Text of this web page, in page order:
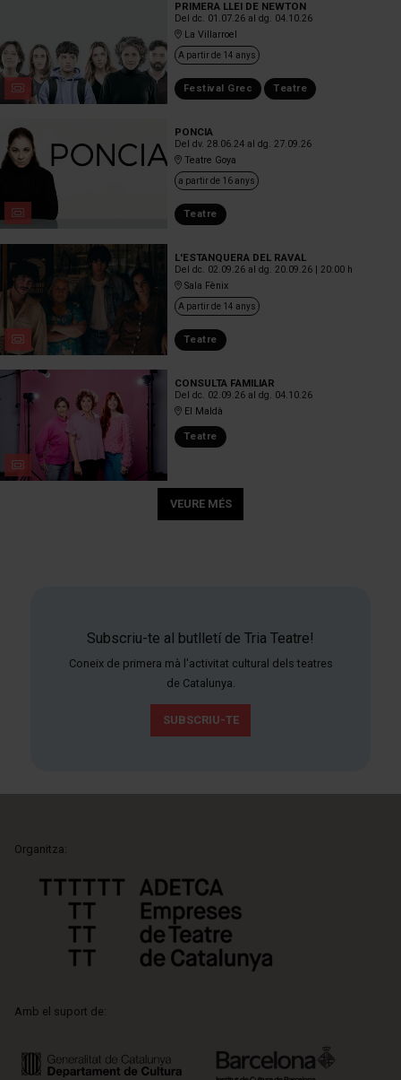
PRIMERA LLEI DE NEWTON
Del dc. 01.07.26al dg. 04.10.26
La Villarroel
A partir de 14 anys
Festival Grec Teatre
PONCIA
Del dv. 28.06.24al dg. 27.09.26
Teatre Goya
a partir de 16 anys
Teatre
L'ESTANQUERA DEL RAVAL
Del dc. 02.09.26al dg. 20.09.26| 20:00 h
Sala Fènix
A partir de 14 anys
Teatre
CONSULTA FAMILIAR
Del dc. 02.09.26al dg. 04.10.26
El Maldà
Teatre
VEURE MÉS
Subscriu-te al butlletí de Tria Teatre!
Coneix de primera mà l'activitat cultural dels teatres
de Catalunya.
SUBSCRIU-TE
Organitza:
Amb el suport de: